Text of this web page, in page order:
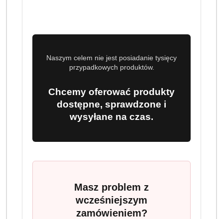
8003753214887
OPIS PRODUKTU OPINIE (0) ZADAJ PYTANIE
ILLY ARABICA SELECTION BRAZIL
REGENERATIVE KAWA ZIARNISTA
250GR
Regenerative - kawę ziarnistą o wadze 250g, która
zachwyci Cię wyjątkowym smakiem i aromatem. Ta
kawa pochodzi z regionu Minas Gerais w Brazylii,
Naszym celem nie jest posiadanie tysięcy
przypadkowych produktów.
Chcemy oferować produkty
dostępne, sprawdzone i
wysyłane na czas.
Masz problem z
wcześniejszym
zamówieniem?